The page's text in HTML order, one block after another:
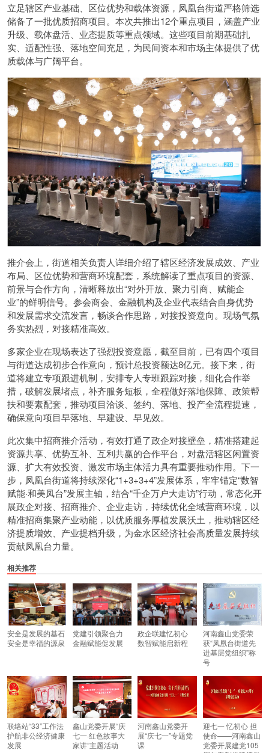
立足辖区产业基础、区位优势和载体资源，凤凰台街道严格筛选
储备了一批优质招商项目。本次共推出12个重点项目，涵盖产业
升级、载体盘活、业态提质等重点领域。这些项目前期基础扎
实、适配性强、落地空间充足，为民间资本和市场主体提供了优
质载体与广阔平台。
推介会上，街道相关负责人详细介绍了辖区经济发展成效、产业
布局、区位优势和营商环境配套，系统解读了重点项目的资源、
前景与合作方向，清晰释放出“对外开放、聚力引商、赋能企
业”的鲜明信号。参会商会、金融机构及企业代表结合自身优势
和发展需求交流发言，畅谈合作思路，对接投资意向。现场气氛
务实热烈，对接精准高效。
多家企业在现场表达了强烈投资意愿，截至目前，已有四个项目
与街道达成初步合作意向，预计总投资额达8亿元。接下来，街
道将建立专项跟进机制，安排专人专班跟踪对接，细化合作举
措，破解发展堵点，补齐服务短板，全程做好落地保障、政策帮
扶和要素配套，推动项目洽谈、签约、落地、投产全流程提速，
确保意向项目早落地、早建设、早见效。
此次集中招商推介活动，有效打通了政企对接壁垒，精准搭建起
资源共享、优势互补、互利共赢的合作平台，对盘活辖区闲置资
源、扩大有效投资、激发市场主体活力具有重要推动作用。下一
步，凤凰台街道将持续深化“1+3+3+4”发展体系，牢牢锚定“数智
赋能·和美凤台”发展主轴，结合“千企万户大走访”行动，常态化开
展政企对接、招商推介、企业走访，持续优化全域营商环境，以
精准招商集聚产业动能，以优质服务厚植发展沃土，推动辖区经
济提质增效、产业提档升级，为金水区经济社会高质量发展持续
贡献凤凰台力量。
相关推荐
安全是发展的基石
安全是幸福的源泉
党建引领聚合力
金融赋能促发展
政企联建忆初心
数智赋能启新程
河南鑫山党委荣
获“凤凰台街道先
进基层党组织”称
号
联络站“33”工作法
护航非公经济健康
发展
鑫山党委开展“庆
七一·红色故事大
家讲”主题活动
河南鑫山党委开
展“庆七一”专题党
课
迎七一 忆初心 担
使命——河南鑫山
党委开展建党105